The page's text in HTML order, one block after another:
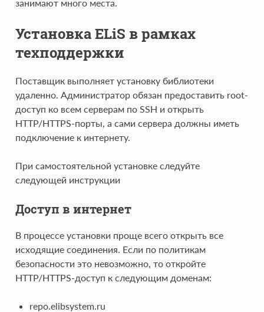
занимают много места.
Установка ELiS в рамках
техподдержки
Поставщик выполняет установку библиотеки
удаленно. Администратор обязан предоставить root-
доступ ко всем серверам по SSH и открыть
HTTP/HTTPS-порты, а сами сервера должны иметь
подключение к интернету.
При самостоятельной установке следуйте
следующей инструкции
Доступ в интернет
В процессе установки проще всего открыть все
исходящие соединения. Если по политикам
безопасности это невозможно, то откройте
HTTP/HTTPS-доступ к следующим доменам:
repo.elibsystem.ru